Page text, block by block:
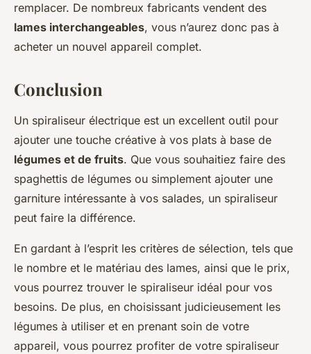
remplacer. De nombreux fabricants vendent des
lames interchangeables, vous n’aurez donc pas à
acheter un nouvel appareil complet.
Conclusion
Un spiraliseur électrique est un excellent outil pour
ajouter une touche créative à vos plats à base de
légumes et de fruits. Que vous souhaitiez faire des
spaghettis de légumes ou simplement ajouter une
garniture intéressante à vos salades, un spiraliseur
peut faire la différence.
En gardant à l’esprit les critères de sélection, tels que
le nombre et le matériau des lames, ainsi que le prix,
vous pourrez trouver le spiraliseur idéal pour vos
besoins. De plus, en choisissant judicieusement les
légumes à utiliser et en prenant soin de votre
appareil, vous pourrez profiter de votre spiraliseur